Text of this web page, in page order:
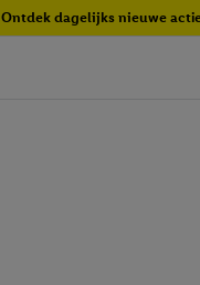
Ontdek dagelijks nieuwe